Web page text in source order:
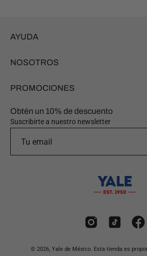
AYUDA
NOSOTROS
PROMOCIONES
Obtén un 10% de descuento
Suscribirte a nuestro newsletter
© 2026, Yale de México. Esta tienda es